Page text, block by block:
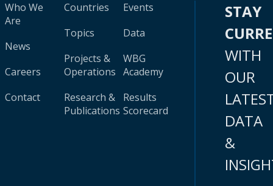
Who We
Are
News
Careers
Contact
Countries
Topics
Projects &
Operations
Research &
Publications
Events
Data
WBG
Academy
Results
Scorecard
STAY
WITH
OUR
DATA
&